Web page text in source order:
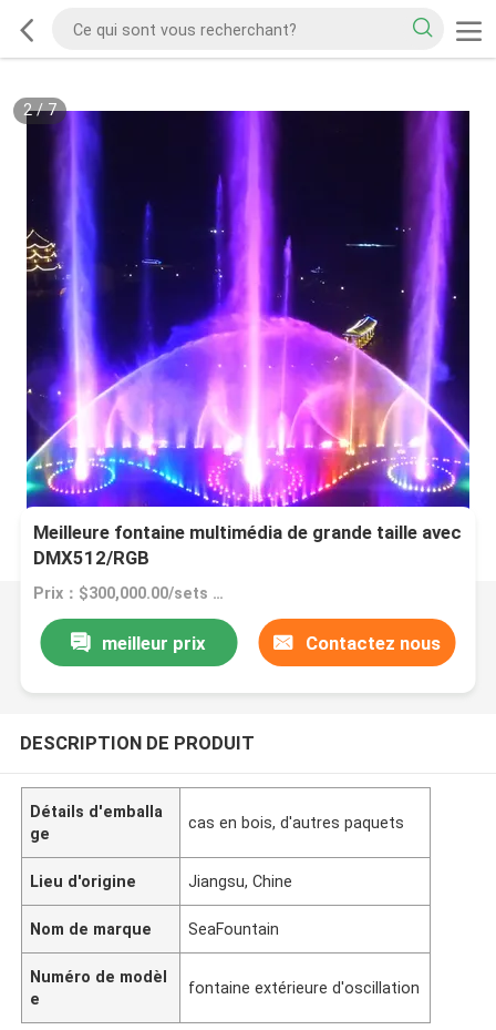
2/7
Meilleure fontaine multimédia de grande taille avec
DMX512/RGB
Prix：$300,000.00/sets >=1 sets
meilleur prix Contactez nous
DESCRIPTION DE PRODUIT
Détails d'emballa
ge
cas en bois, d'autres paquets
Lieu d'origine Jiangsu, Chine
Nom de marque SeaFountain
Numéro de modèl
e
fontaine extérieure d'oscillation